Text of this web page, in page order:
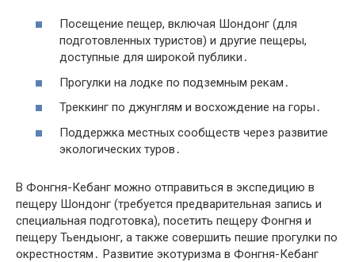
Посещение пещер, включая Шондонг (для
подготовленных туристов) и другие пещеры,
доступные для широкой публики․
Прогулки на лодке по подземным рекам․
Треккинг по джунглям и восхождение на горы․
Поддержка местных сообществ через развитие
экологических туров․
В Фонгня-Кебанг можно отправиться в экспедицию в
пещеру Шондонг (требуется предварительная запись и
специальная подготовка), посетить пещеру Фонгня и
пещеру Тьендыонг, а также совершить пешие прогулки по
окрестностям․ Развитие экотуризма в Фонгня-Кебанг